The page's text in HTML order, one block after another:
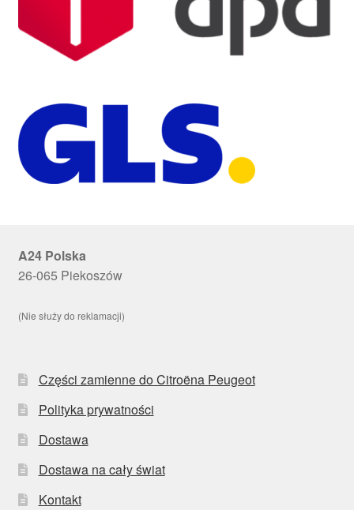
A24 Polska
26-065 Piekoszów
(Nie służy do reklamacji)
Części zamienne do Citroëna Peugeot
Polityka prywatności
Dostawa
Dostawa na cały świat
Kontakt